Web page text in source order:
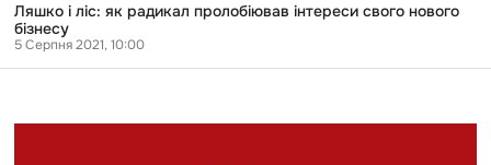
Ляшко і ліс: як радикал пролобіював інтереси свого нового
бізнесу
5 Серпня 2021, 10:00